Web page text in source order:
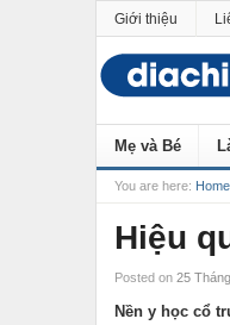
Giới thiệu
Mẹ và Bé
You are here: Home
Hiệu
Posted on 25
Nền y học cổ